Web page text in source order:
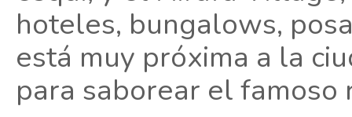
hoteles, bungalows,
está muy próxima a la
para saborear el famoso